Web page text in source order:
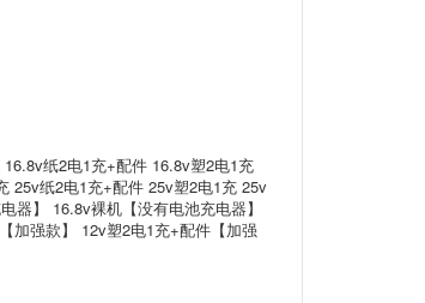
纸2电1充+配件 16.8v塑2电1充
25v纸2电1充+配件 25v塑2电1充 25v
器】 16.8v裸机【没有电池充电器】
加强款】 12v塑2电1充+配件【加强